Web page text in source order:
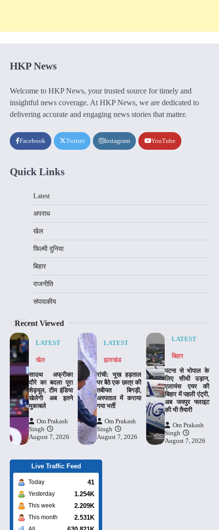
HKP News
Welcome to HKP News, your trusted source for timely and
insightful news coverage. At HKP News, we are dedicated to
delivering accurate and engaging news stories that matter.
Facebook Twitter Instagram YouTube
Quick Links
Latest
अपराध
खेल
फिल्मी दुनिया
बिहार
राजनीति
संपादकीय
Recent Viewed
LATEST
खेल
साउथ अफ्रीका
दौरे का बदला पूरा
शेड्यूल, टीम इंडिया
खेलेगी अब इतने
मुकाबले
Om Prakash
Singh
August 7, 2026
LATEST
झारखंड
रांची: भूख हड़ताल
पर बैठे एक छात्र की
तबीयत बिगड़ी,
अस्पताल में कराया
गया भर्ती
Om Prakash
Singh
August 7, 2026
LATEST
बिहार
पटना से भोपाल के
लिए सीधी उड़ान,
एलायंस एयर की
बिहार में पहली एंट्री,
अब जयपुर फ्लाइट
की भी तैयारी
Om Prakash
Singh
August 7, 2026
Live Traffic Feed
Today 41
Yesterday 1.254K
This week 2.209K
This month 2.531K